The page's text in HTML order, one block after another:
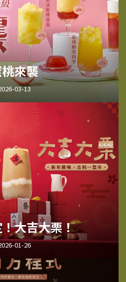
來襲
03-13
大吉大栗！
01-26